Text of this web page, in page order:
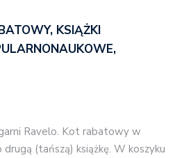
KSIĄŻKI
Ravelo. Kot rabatowy w
(tańszą) książkę. W koszyku